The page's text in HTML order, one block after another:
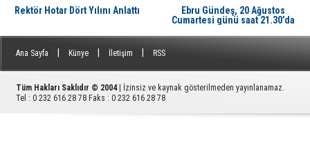
Rektör Hotar Dört Yılını Anlattı
Ebru Gündeş, 20 Ağustos
Cumartesi günü saat 21.30’da
Ana Sayfa Künye İletişim RSS
Tüm Hakları Saklıdır © 2004| İzinsiz ve kaynak gösterilmeden yayınlanamaz.
Tel : 0 232 616 28 78 Faks : 0 232 616 28 78